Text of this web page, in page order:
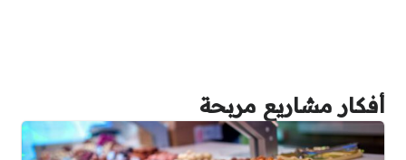
أفكار مشاريع مربحة